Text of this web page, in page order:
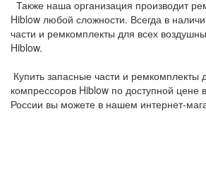
Также наша организация производит
Hiblow любой сложности. Всегда в
части и ремкомплекты для всех
Hiblow.
Купить запасные части и ремкомплекты
компрессоров Hiblow по доступной цене
России вы можете в нашем интернет-